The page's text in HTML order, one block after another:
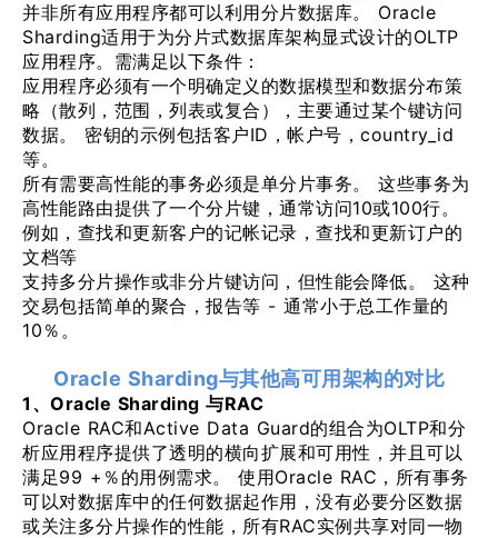
并非所有应用程序都可以利用分片数据库。 Oracle
Sharding适用于为分片式数据库架构显式设计的OLTP
应用程序。需满足以下条件：
应用程序必须有一个明确定义的数据模型和数据分布策
略（散列，范围，列表或复合），主要通过某个键访问
数据。 密钥的示例包括客户ID，帐户号，country_id
等。
所有需要高性能的事务必须是单分片事务。 这些事务为
高性能路由提供了一个分片键，通常访问10或100行。
例如，查找和更新客户的记帐记录，查找和更新订户的
文档等
支持多分片操作或非分片键访问，但性能会降低。 这种
交易包括简单的聚合，报告等 - 通常小于总工作量的
10％。
Oracle Sharding与其他高可用架构的对比
1、Oracle Sharding 与RAC
Oracle RAC和Active Data Guard的组合为OLTP和分
析应用程序提供了透明的横向扩展和可用性，并且可以
满足99 +％的用例需求。 使用Oracle RAC，所有事务
可以对数据库中的任何数据起作用，没有必要分区数据
或关注多分片操作的性能，所有RAC实例共享对同一物